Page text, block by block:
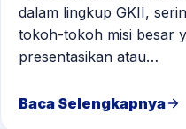
dalam lingkup GKII,
tokoh-tokoh misi besar
presentasikan atau…
Baca Selengkapnya